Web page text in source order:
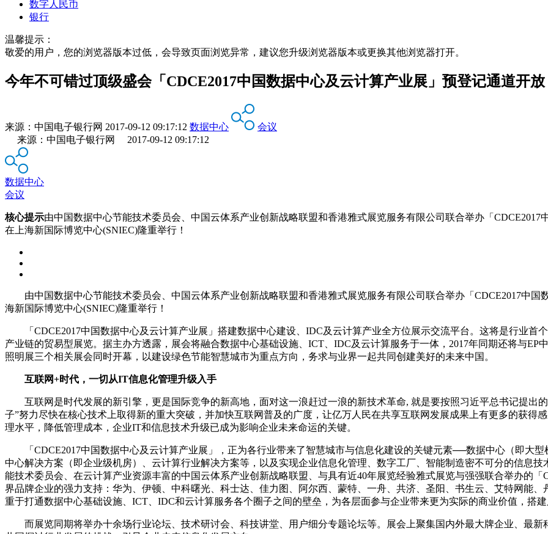
数字人民币
银行
温馨提示：
敬爱的用户，您的浏览器版本过低，会导致页面浏览异常，建议您升级浏览器版本或更换其他浏览器打开。
今年不可错过顶级盛会「CDCE2017中国数据中心及云计算产业展」预登记通道开放
来源： 中国电子银行网 2017-09-12 09:17:12 数据中心
会议
来源：中国电子银行网 2017-09-12 09:17:12
数据中心
会议
核心提示由中国数据中心节能技术委员会、中国云体系产业创新战略联盟和香港雅式展览服务有限公司联合举办「CDCE2017
在上海新国际博览中心(SNIEC)隆重举行！
由中国数据中心节能技术委员会、中国云体系产业创新战略联盟和香港雅式展览服务有限公司联合举办「CDCE2017中国
海新国际博览中心(SNIEC)隆重举行！
「CDCE2017中国数据中心及云计算产业展」搭建数据中心建设、IDC及云计算产业全方位展示交流平台。这将是行业首
产业链的贸易型展览。据主办方透露，展会将融合数据中心基础设施、ICT、IDC及云计算服务于一体，2017年同期还将与EP
照明展三个相关展会同时开幕，以建设绿色节能智慧城市为重点方向，务求与业界一起共同创建美好的未来中国。
互联网+时代，一切从IT信息化管理升级入手
互联网是时代发展的新引擎，更是国际竞争的新高地，面对这一浪赶过一浪的新技术革命, 就是要按照习近平总书记提出
子”努力尽快在核心技术上取得新的重大突破，并加快互联网普及的广度，让亿万人民在共享互联网发展成果上有更多的获得
理水平，降低管理成本，企业IT和信息技术升级已成为影响企业未来命运的关键。
「CDCE2017中国数据中心及云计算产业展」，正为各行业带来了智慧城市与信息化建设的关键元素──数据中心（即大型
中心解决方案（即企业级机房）、云计算行业解决方案等，以及实现企业信息化管理、数字工厂、智能制造密不可分的信息
能技术委员会、在云计算产业资源丰富的中国云体系产业创新战略联盟、与具有近40年展览经验雅式展览与强强联合举办的
界品牌企业的强力支持：华为、伊顿、中科曙光、科士达、佳力图、阿尔西、蒙特、一舟、共济、圣阳、书生云、艾特网能
重于打通数据中心基础设施、ICT、IDC和云计算服务各个圈子之间的壁垒，为各层面参与企业带来更为实际的商业价值，搭
而展览同期将举办十余场行业论坛、技术研讨会、科技讲堂、用户细分专题论坛等。展会上聚集国内外最大牌企业、最新